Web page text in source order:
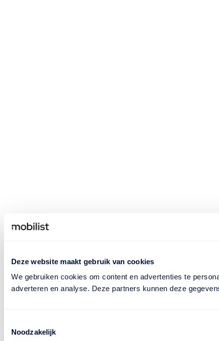
Deze website maakt gebruik van cookies
We gebruiken cookies om content en advertenties te
adverteren en analyse. Deze partners kunnen deze
Noodzakelijk